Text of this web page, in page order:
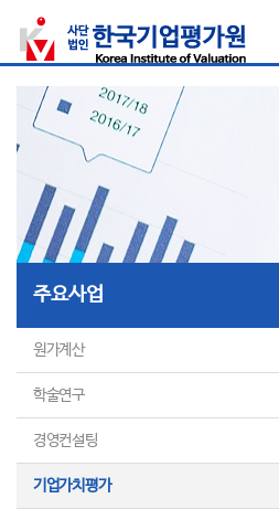
주요사업
원가계산
학술연구
경영컨설팅
기업가치평가